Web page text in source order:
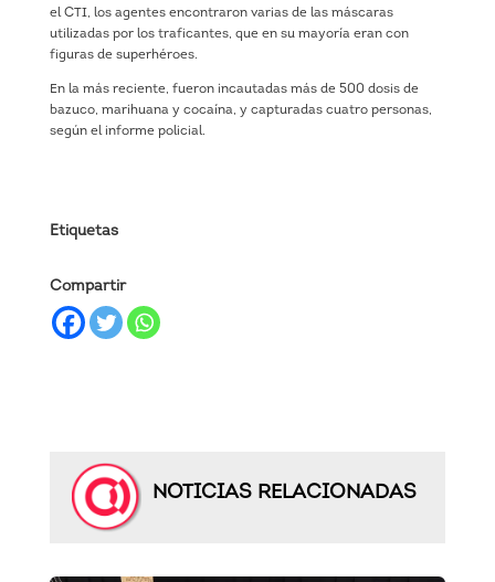
el CTI, los agentes encontraron varias de las máscaras
utilizadas por los traficantes, que en su mayoría eran con
figuras de superhéroes.
En la más reciente, fueron incautadas más de 500 dosis de
bazuco, marihuana y cocaína, y capturadas cuatro personas,
según el informe policial.
Etiquetas
Compartir
NOTICIAS RELACIONADAS